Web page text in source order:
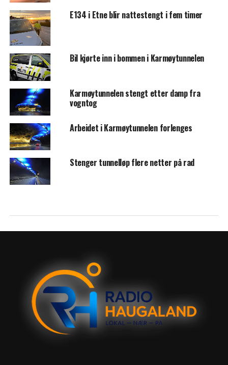
E134 i Etne blir nattestengt i fem timer
Bil kjørte inn i bommen i Karmøytunnelen
Karmøytunnelen stengt etter damp fra
vogntog
Arbeidet i Karmøytunnelen forlenges
Stenger tunnelløp flere netter på rad